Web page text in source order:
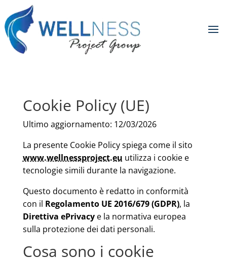
Cookie Policy (UE)
Ultimo aggiornamento: 12/03/2026
La presente Cookie Policy spiega come il sito
www.wellnessproject.eu utilizza i cookie e
tecnologie simili durante la navigazione.
Questo documento è redatto in conformità
con il Regolamento UE 2016/679 (GDPR), la
Direttiva ePrivacye la normativa europea
sulla protezione dei dati personali.
Cosa sono i cookie